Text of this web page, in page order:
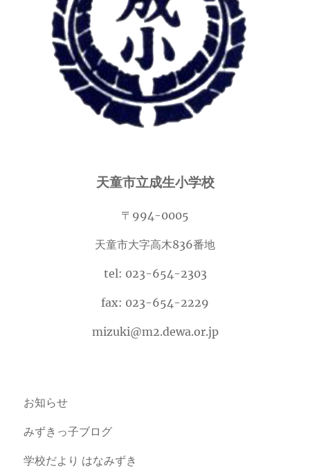
天童市立成生小学校
〒994-0005
天童市大字高木836番地
tel: 023-654-2303
fax: 023-654-2229
mizuki@m2.dewa.or.jp
お知らせ
みずきっ子ブログ
学校だより はなみずき